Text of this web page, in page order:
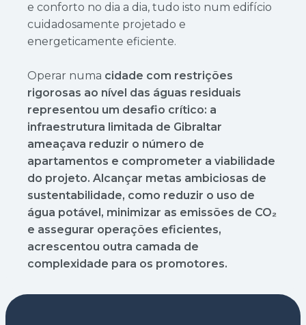
e conforto no dia a dia, tudo isto num edifício
cuidadosamente projetado e
energeticamente eficiente.
Operar numa cidade com restrições
rigorosas ao nível das águas residuais
representou um desafio crítico: a
infraestrutura limitada de Gibraltar
ameaçava reduzir o número de
apartamentos e comprometer a viabilidade
do projeto. Alcançar metas ambiciosas de
sustentabilidade, como reduzir o uso de
água potável, minimizar as emissões de CO₂
e assegurar operações eficientes,
acrescentou outra camada de
complexidade para os promotores.